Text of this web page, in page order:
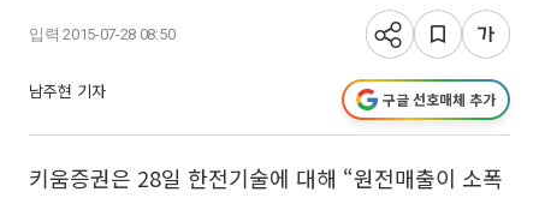
입력 2015-07-28 08:50
남주현 기자 구글 선호매체 추가
키움증권은 28일 한전기술에 대해 “원전매출이 소폭